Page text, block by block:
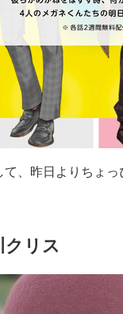
、昨日よりちょ
クリス